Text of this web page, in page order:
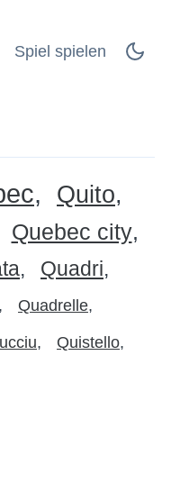
Spiel spielen
Quito
Quebec city
Quadri
Quadrelle
Quistello